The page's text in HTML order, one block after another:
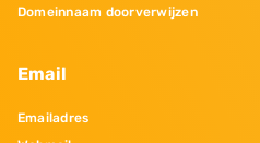
Domeinnaam doorverwijzen
Email
Emailadres